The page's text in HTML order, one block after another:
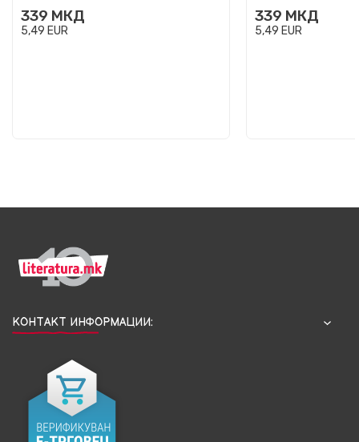
339 МКД
5,49 EUR
339 МКД
5,49 EUR
КОНТАКТ ИНФОРМАЦИИ: